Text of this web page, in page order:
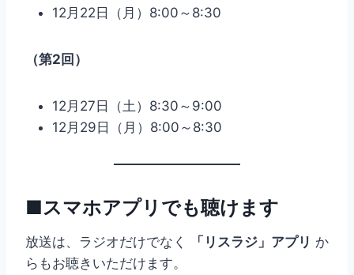
12月22日（月）8:00～8:30
（第2回）
12月27日（土）8:30～9:00
12月29日（月）8:00～8:30
■スマホアプリでも聴けます
放送は、ラジオだけでなく 「リスラジ」アプリ か
らもお聴きいただけます。